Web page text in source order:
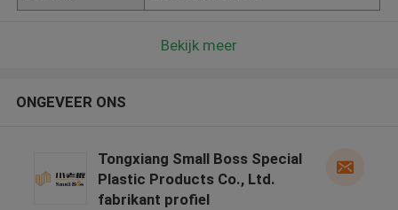
Bekijk meer
ONGEVEER ONS
Tongxiang Small Boss Special
Plastic Products Co., Ltd.
fabrikant profiel